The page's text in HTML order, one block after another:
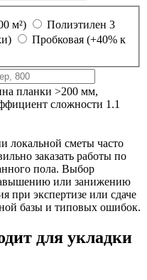
м²)
планки >200 мм,
сложности 1.1
локальной сметы часто
заказать работы по
пола. Выбор
или занижению
при экспертизе или сдаче
базы и типовых ошибок.
для укладки